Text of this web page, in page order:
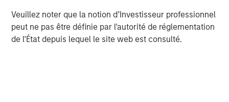
Veuillez noter que la notion d’Investisseur professionnel
peut ne pas être définie par l'autorité de réglementation
de l'État depuis lequel le site web est consulté.
base metal prices to remain broadly stable or even rise
modestly, reflecting this firm demand base.